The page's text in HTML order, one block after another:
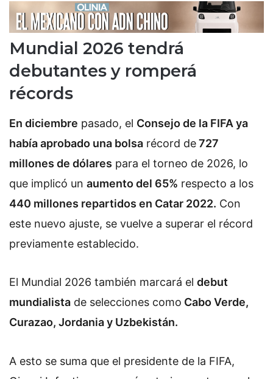
Mundial 2026 tendrá
debutantes y romperá
récords
En diciembre pasado, el Consejo de la FIFA ya
había aprobado una bolsa récord de727
millones de dólares para el torneo de 2026, lo
que implicó un aumento del 65% respecto a los
440 millones repartidos en Catar 2022. Con
este nuevo ajuste, se vuelve a superar el récord
previamente establecido.
El Mundial 2026 también marcará el debut
mundialista de selecciones como Cabo Verde,
Curazao, Jordania y Uzbekistán.
A esto se suma que el presidente de la FIFA,